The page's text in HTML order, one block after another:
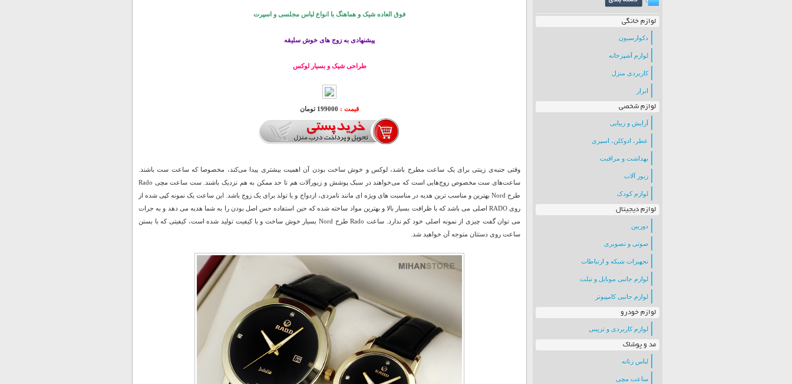
لوازم خانگی
دکوارسیون
لوازم آشپزخانه
کاربردی منزل
ابزار
لوازم شخصی
آرایش و زیبایی
عطر، ادوکلن، اسپری
بهداشت و مراقبت
زیور آلات
لوازم کودک
لوازم دیجیتال
دوربین
صوتی و تصویری
تجهیزات شبکه و ارتباطات
لوازم جانبی موبایل و تبلت
لوازم جانبی کامپیوتر
لوازم خودرو
لوازم کاربردی و تزیینی
مد و پوشاک
لباس زنانه
ساعت مچی
فوق العاده شیک و هماهنگ با انواع لباس مجلسی و اسپرت
پیشنهادی به زوج های خوش سلیقه
طراحی شیک و بسیار لوکس
قیمت : 199000 تومان
وقتی جنبه‌ی زینتی برای یک ساعت مطرح باشد، لوکس و خوش ساخت بودن آن اهمیت بیشتری پیدا می‌کند، مخصوصا که ساعت ست باشند.
ساعت‌های ست مخصوص زوج‌هایی است که می‌خواهند در سبک پوشش و زیورآلات هم تا حد ممکن به هم نزدیک باشند. ست ساعت مچی Rado
طرح Nord بهترین و مناسب ترین هدیه در مناسبت های ویژه ای مانند نامزدی، ازدواج و یا تولد برای یک زوج باشد. این ساعت یک نمونه کپی شده از
روی RADO اصلی می باشد که با ظرافت بسیار بالا و بهترین مواد ساخته شده که حین استفاده حس اصل بودن را به شما هدیه می دهد و به جرات
می توان گفت چیزی از نمونه اصلی خود کم ندارد. ساعت Rado طرح Nord بسیار خوش ساخت و با کیفیت تولید شده است، کیفیتی که با بستن
ساعت روی دستتان متوجه آن خواهید شد.